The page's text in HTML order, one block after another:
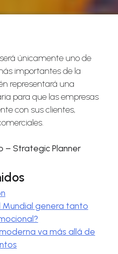
únicamente uno de
importantes de la
representará una
para que las empresas
con sus clientes,
– Strategic Planner
Mundial genera tanto
va más allá de